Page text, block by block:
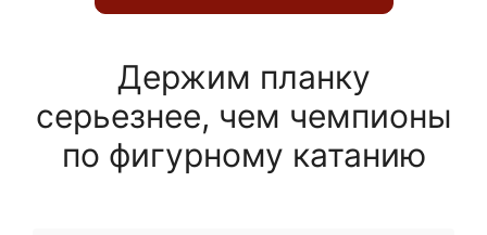
Держим планку
серьезнее, чем чемпионы
по фигурному катанию